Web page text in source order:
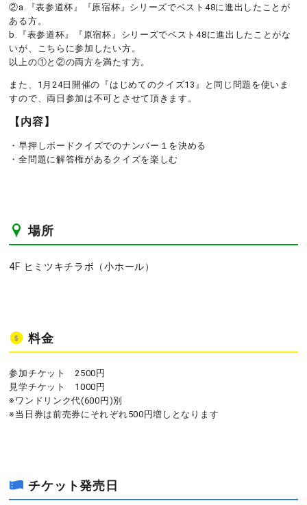
②a.『表参道杯』『原宿杯』シリーズでベスト48に進出したことが
ある方。
b.『表参道杯』『原宿杯』シリーズでベスト48に進出したことがな
いが、こちらに参加したい方。
以上の①と②の両方を満たす方。
また、1月24日開催の『はじめてのクイズ13』と同じ問題を使いま
すので、両日参加は不可とさせて頂きます。
【内容】
・早押しボードクイズでのナンバー１を決める
・全問題に解答権があるクイズを楽しむ
場所
4F ヒミツキチラボ（小ホール）
料金
参加チケット 2500円
見学チケット 1000円
※ワンドリンク代(600円)別
※当日券は前売券にそれぞれ500円増しとなります
チケット発売日